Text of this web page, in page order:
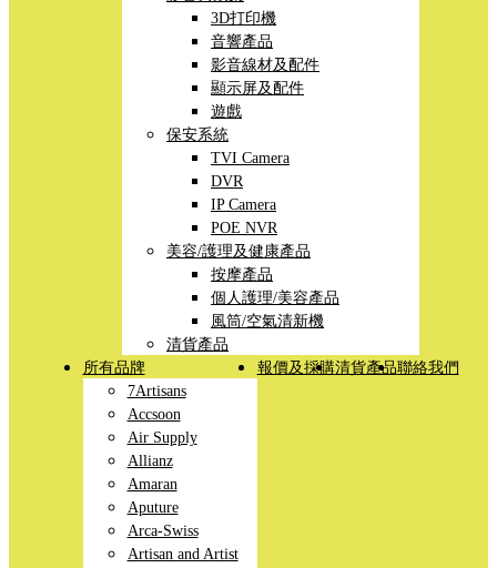
3D打印機
音響產品
影音線材及配件
顯示屏及配件
遊戲
保安系統
TVI Camera
DVR
IP Camera
POE NVR
美容/護理及健康產品
按摩產品
個人護理/美容產品
風筒/空氣清新機
清貨產品
所有品牌
7Artisans
Accsoon
Air Supply
Allianz
Amaran
Aputure
Arca-Swiss
Artisan and Artist
報價及採購清貨產品聯絡我們